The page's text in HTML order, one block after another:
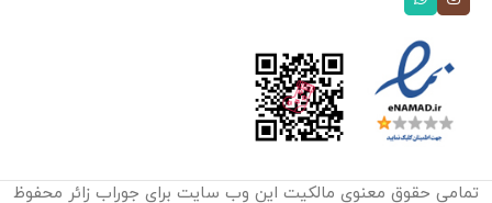
تمامی حقوق معنوی مالکیت این وب‌ سایت برای جوراب زائر محفوظ